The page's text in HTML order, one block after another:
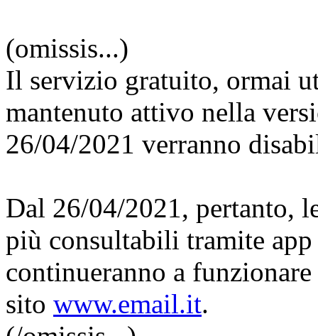
(omissis...)
Il servizio gratuito, ormai
mantenuto attivo nella
26/04/2021 verranno
Dal 26/04/2021, pertanto,
più consultabili tramite
continueranno a
sito www.email.it.